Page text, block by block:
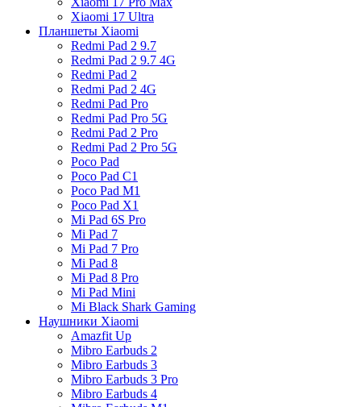
Xiaomi 17 Ultra
Планшеты Xiaomi
Redmi Pad 2 9.7
Redmi Pad 2 9.7 4G
Redmi Pad 2
Redmi Pad 2 4G
Redmi Pad Pro
Redmi Pad Pro 5G
Redmi Pad 2 Pro
Redmi Pad 2 Pro 5G
Poco Pad
Poco Pad C1
Poco Pad M1
Poco Pad X1
Mi Pad 6S Pro
Mi Pad 7
Mi Pad 7 Pro
Mi Pad 8
Mi Pad 8 Pro
Mi Pad Mini
Mi Black Shark Gaming
Наушники Xiaomi
Amazfit Up
Mibro Earbuds 2
Mibro Earbuds 3
Mibro Earbuds 3 Pro
Mibro Earbuds 4